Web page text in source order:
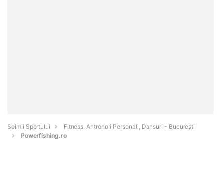
Șoimii Sportului
Fitness, Antrenori Personali, Dansuri - Bucureşti
Powerfishing.ro